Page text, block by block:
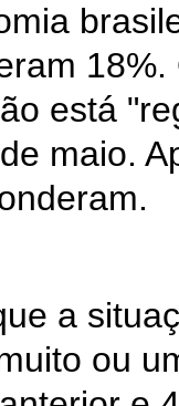
18%.
está
maio.
a
ou